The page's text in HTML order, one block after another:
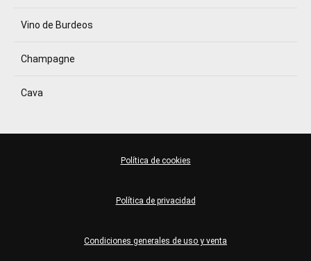
Vino de Burdeos
Champagne
Cava
Condiciones generales de uso y venta
Política de privacidad
Política de cookies